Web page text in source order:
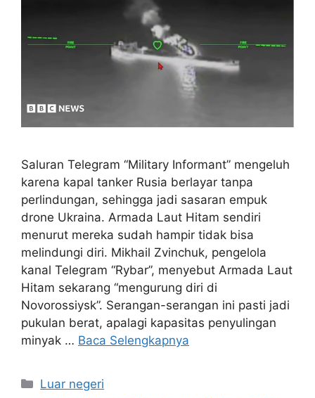
Saluran Telegram “Military Informant” mengeluh
karena kapal tanker Rusia berlayar tanpa
perlindungan, sehingga jadi sasaran empuk
drone Ukraina. Armada Laut Hitam sendiri
menurut mereka sudah hampir tidak bisa
melindungi diri. Mikhail Zvinchuk, pengelola
kanal Telegram “Rybar”, menyebut Armada Laut
Hitam sekarang “mengurung diri di
Novorossiysk”. Serangan-serangan ini pasti jadi
pukulan berat, apalagi kapasitas penyulingan
minyak … Baca Selengkapnya
Kategori
Luar negeri